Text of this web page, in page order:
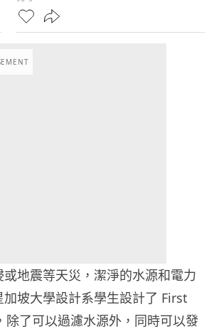
地震等天災，潔淨的水源和電力
加坡大學設計系學生設計了 First
除了可以過濾水源外，同時可以發